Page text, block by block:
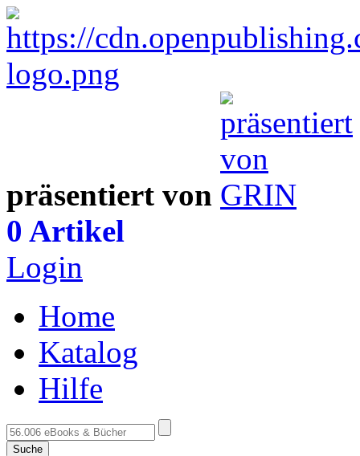
präsentiert von
0 Artikel
Login
Home
Katalog
Hilfe
Suche